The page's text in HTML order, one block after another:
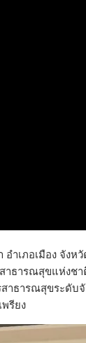
ำเภอเมือง จั
ธารณสุขแห่งช
าธารณสุขระดับ
รียง